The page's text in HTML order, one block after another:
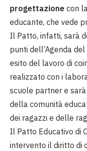
progettazione con
educante, che vede
Il Patto, infatti, sarà
punti dell’Agenda
esito del lavoro di
realizzato con i
scuole partner e
della comunità
dei ragazzi e delle
Il Patto Educativo di
intervento il diritto di